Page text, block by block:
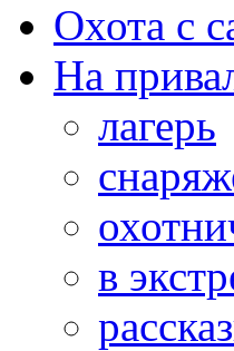
Охота с
На
лагерь
в